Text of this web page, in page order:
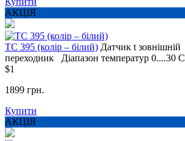
АКЦІЯ
ТС 395 (колір – білий) Датчик t зовнішній
переходник
Діапазон температур 0....30 С
$1
1899 грн.
Купити
АКЦІЯ